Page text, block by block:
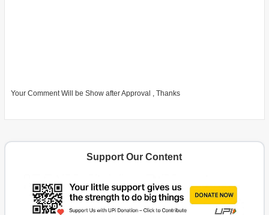
Your Comment Will be Show after Approval , Thanks
Support Our Content